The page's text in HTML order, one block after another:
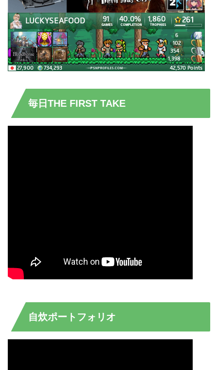
毎日THE FIRST TAKE
自炊ポートフォリオ